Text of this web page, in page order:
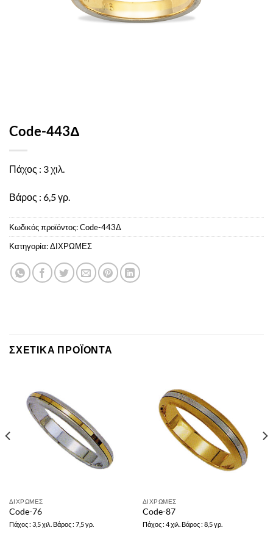
Code-443Δ
Πάχος : 3 χιλ.
Βάρος : 6,5 γρ.
Κωδικός προϊόντος:Code-443Δ
Κατηγορία:ΔΙΧΡΩΜΕΣ
ΣΧΕΤΙΚΆ ΠΡΟΪΌΝΤΑ
ΔΙΧΡΩΜΕΣ
Code-76
Πάχος : 3,5 χιλ. Βάρος : 7,5 γρ.
ΔΙΧΡΩΜΕΣ
Code-87
Πάχος : 4 χιλ. Βάρος : 8,5 γρ.